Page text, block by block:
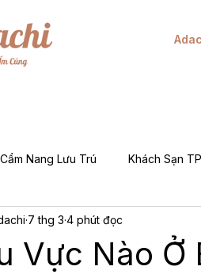
Nang Lưu Trú Khách Sạn
Tin Tức Khuyến Mãi / Đặt
Vực Nào Ở
7 thg 3 4 phút đọc